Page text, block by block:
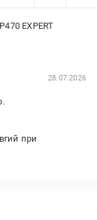
EXPERT
28.07.2026
при